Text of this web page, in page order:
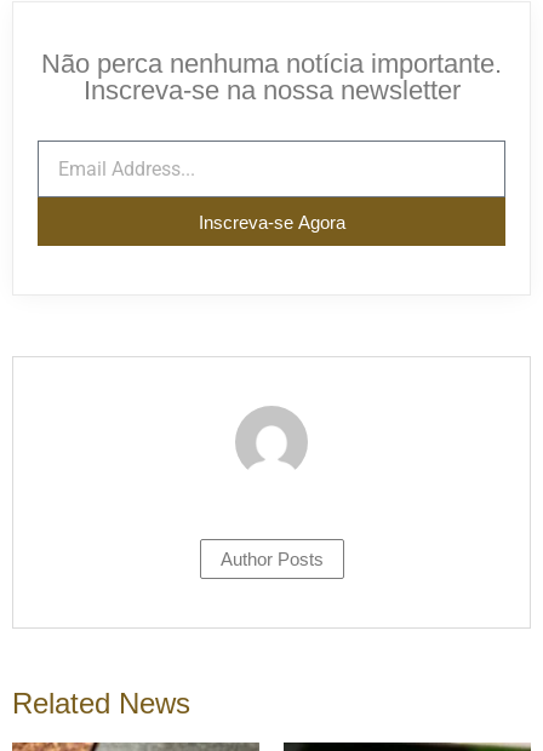
Não perca nenhuma notícia importante.
Inscreva-se na nossa newsletter
Inscreva-se Agora
Author Posts
Related News